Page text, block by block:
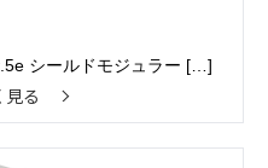
シールドモジュラー […]
見る